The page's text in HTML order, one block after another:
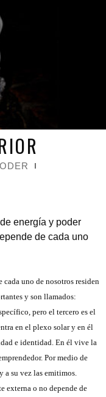
energía y poder
de cada uno
uno de nosotros residen
y son llamados:
pero el tercero es el
en el plexo solar y en él
e identidad. En él vive la
Por medio de
a su vez las emitimos.
externa o no depende de